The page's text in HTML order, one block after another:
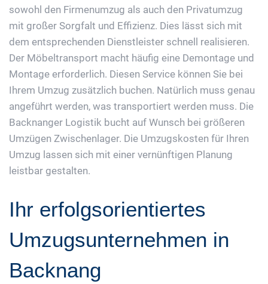
sowohl den Firmenumzug als auch den Privatumzug
mit großer Sorgfalt und Effizienz. Dies lässt sich mit
dem entsprechenden Dienstleister schnell realisieren.
Der Möbeltransport macht häufig eine Demontage und
Montage erforderlich. Diesen Service können Sie bei
Ihrem Umzug zusätzlich buchen. Natürlich muss genau
angeführt werden, was transportiert werden muss. Die
Backnanger Logistik bucht auf Wunsch bei größeren
Umzügen Zwischenlager. Die Umzugskosten für Ihren
Umzug lassen sich mit einer vernünftigen Planung
leistbar gestalten.
Ihr erfolgsorientiertes
Umzugsunternehmen in
Backnang